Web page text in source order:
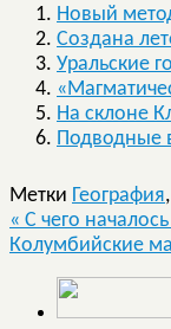
Новый
Создана
Уральские
На склоне
Подводные
Метки География,
« С чего
Колумбийские